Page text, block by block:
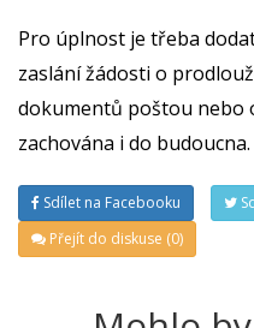
Pro úplnost je třeba
zaslání žádosti o
dokumentů poštou nebo
zachována i do budoucna.
Sdílet na Facebooku
Přejít do diskuse (0)